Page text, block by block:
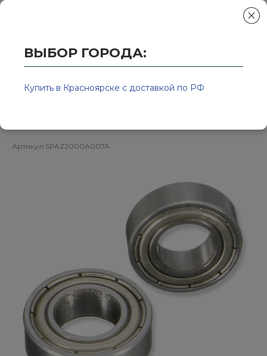
Колор-Авто - магазин лакокрасочной продукции и
Подшипник для аппарата Cyclon
Артикул SPAZ2000A007A
ВЫБОР ГОРОДА:
Купить в Красноярске с доставкой по РФ